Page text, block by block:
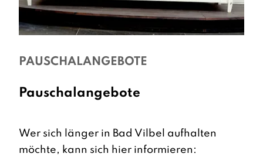
PAUSCHALANGEBOTE
Pauschalangebote
Wer sich länger in Bad Vilbel aufhalten
möchte, kann sich hier informieren: